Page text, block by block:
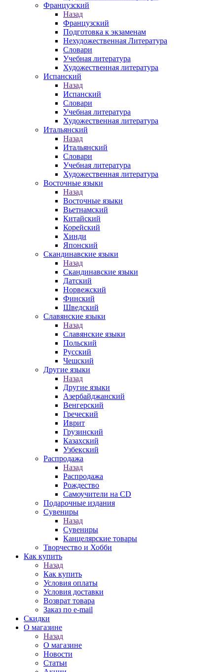
Французский
Назад
Французский
Подготовка к экзаменам
Нехудожественная Литература
Словари
Учебная литература
Художественная литература
Испанский
Назад
Испанский
Словари
Учебная литература
Художественная литература
Итальянский
Назад
Итальянский
Словари
Учебная литература
Художественная литература
Восточные языки
Назад
Восточные языки
Вьетнамский
Китайский
Корейский
Хинди
Японский
Скандинавские языки
Назад
Скандинавские языки
Датский
Норвежский
Финский
Шведский
Славянские языки
Назад
Славянские языки
Польский
Русский
Чешский
Другие языки
Назад
Другие языки
Азербайджанский
Венгерский
Греческий
Иврит
Грузинский
Казахский
Узбекский
Распродажа
Назад
Распродажа
Рождество
Самоучители на CD
Подарочные издания
Сувениры
Назад
Сувениры
Канцелярские товары
Творчество и Хобби
Как купить
Назад
Как купить
Условия оплаты
Условия доставки
Возврат товара
Заказ по e-mail
Скидки
О магазине
Назад
О магазине
Новости
Статьи